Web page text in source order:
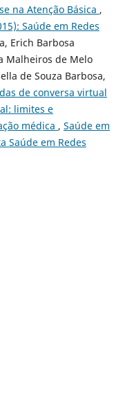
na Atenção Básica ,
Saúde em Redes
Erich Barbosa
Malheiros de Melo
de Souza Barbosa,
de conversa virtual
limites e
médica , Saúde em
Saúde em Redes